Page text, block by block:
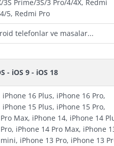
3S Prime/3S/3 Pro/4/4X, Redmi
5, Redmi Pro
telefonlar ve masalar...
- iOS 9 - iOS 18
iPhone 16 Plus, iPhone 16 Pro,
iPhone 15 Plus, iPhone 15 Pro,
Max, iPhone 14, iPhone 14
iPhone 14 Pro Max, iPhone
iPhone 13 Pro, iPhone 13